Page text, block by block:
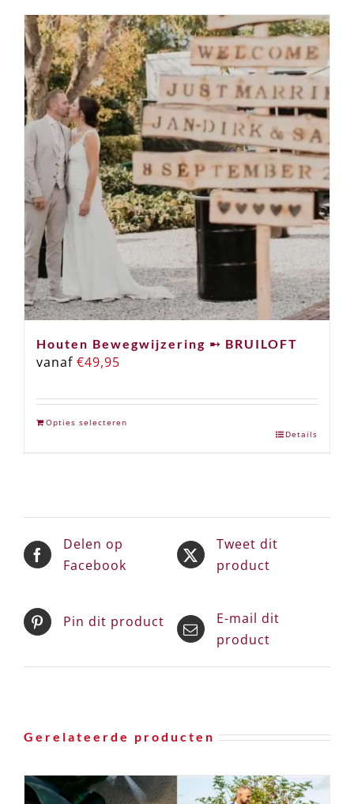
Houten Bewegwijzering ➸ BRUILOFT
vanaf €49,95
Opties selecteren
Details
Delen op
Facebook
Tweet dit
product
Pin dit product
E-mail dit
product
Gerelateerde producten